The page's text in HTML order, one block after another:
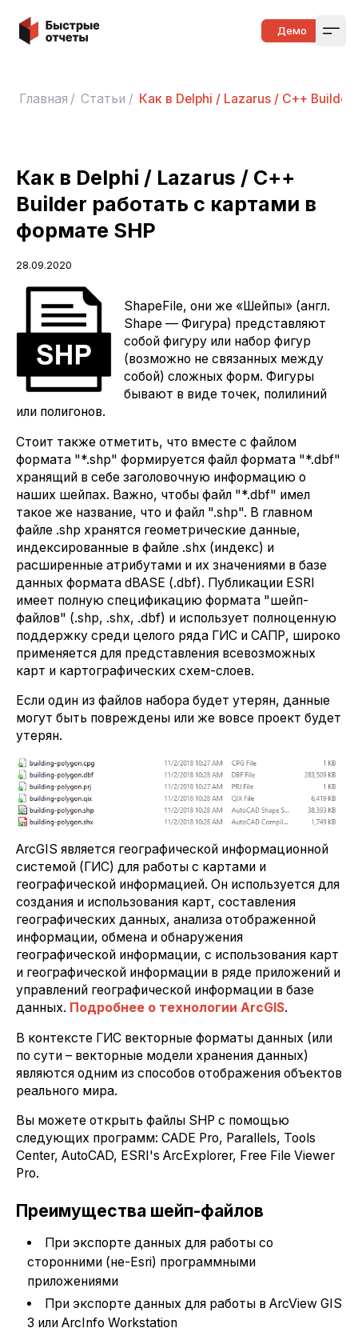
Быстрые отчеты Демо
Главная / Статьи / Как в Delphi / Lazarus / С++
Как в Delphi / Lazarus / С++
Builder работать с картами в
формате SHP
28.09.2020
ShapeFile, они же «Шейпы» (англ.
Shape — Фигура) представляют
собой фигуру или набор фигур
(возможно не связанных между
собой) сложных форм. Фигуры
бывают в виде точек, полилиний
или полигонов.
Стоит также отметить, что вместе с файлом
формата "*.shp" формируется файл формата "*.dbf"
хранящий в себе заголовочную информацию о
наших шейпах. Важно, чтобы файл "*.dbf" имел
такое же название, что и файл ".shp". В главном
файле .shp хранятся геометрические данные,
индексированные в файле .shx (индекс) и
расширенные атрибутами и их значениями в базе
данных формата dBASE (.dbf). Публикации ESRI
имеет полную спецификацию формата "шейп-
файлов" (.shp, .shx, .dbf) и использует полноценную
поддержку среди целого ряда ГИС и САПР, широко
применяется для представления всевозможных
карт и картографических схем-слоев.
Если один из файлов набора будет утерян, данные
могут быть повреждены или же вовсе проект будет
утерян.
ArcGIS является географической информационной
системой (ГИС) для работы с картами и
географической информацией. Он используется для
создания и использования карт, составления
географических данных, анализа отображенной
информации, обмена и обнаружения
географической информации, с использования карт
и географической информации в ряде приложений и
управлений географической информации в базе
данных. Подробнее о технологии ArcGIS.
В контексте ГИС векторные форматы данных (или
по сути – векторные модели хранения данных)
являются одним из способов отображения объектов
реального мира.
Вы можете открыть файлы SHP с помощью
следующих программ: CADE Pro, Parallels, Tools
Center, AutoCAD, ESRI's ArcExplorer, Free File Viewer
Pro.
Преимущества шейп-файлов
При экспорте данных для работы со
сторонними (не-Esri) программными
приложениями
При экспорте данных для работы в ArcView GIS
3 или ArcInfo Workstation